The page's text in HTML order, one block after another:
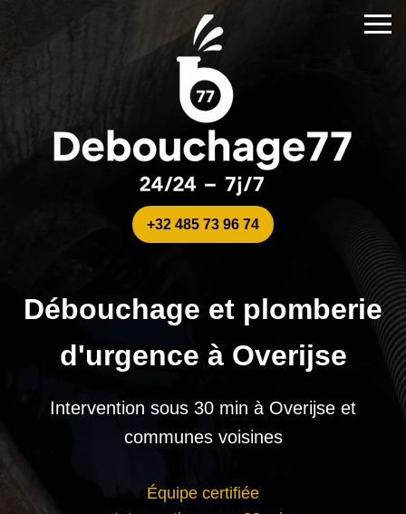
+32 485 73 96 74
Débouchage et plomberie
d'urgence à Overijse
Intervention sous 30 min à Overijse et
communes voisines
Équipe certifiée